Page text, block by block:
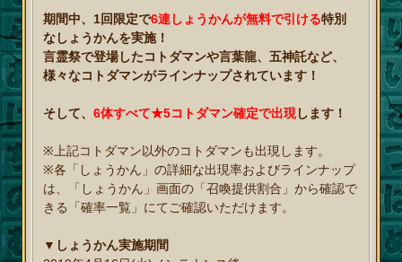
期間中、1回限定で6連しょうかんが無料で引ける特別
なしょうかんを実施！
言霊祭で登場したコトダマンや言葉龍、五神託など、
様々なコトダマンがラインナップされています！
そして、6体すべて★5コトダマン確定で出現します！
※上記コトダマン以外のコトダマンも出現します。
※各「しょうかん」の詳細な出現率およびラインナップ
は、「しょうかん」画面の「召喚提供割合」から確認で
きる「確率一覧」にてご確認いただけます。
▼しょうかん実施期間